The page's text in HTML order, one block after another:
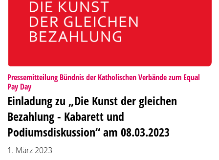
Pressemitteilung Bündnis der Katholischen Verbände zum Equal
Pay Day:
Einladung zu „Die Kunst der gleichen
Bezahlung - Kabarett und
Podiumsdiskussion“ am 08.03.2023
1. März 2023